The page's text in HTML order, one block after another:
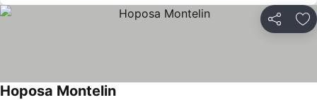
Partilhar
Hoposa Montelin